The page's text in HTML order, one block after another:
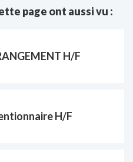
page ont aussi vu :
H/F
H/F